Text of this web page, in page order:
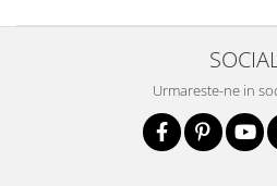
Biobiective
Aparate foto de colectie , Stereo
Aparate foto de colectie -
Accesorii pt. aparate foto de
Urmareste-ne in